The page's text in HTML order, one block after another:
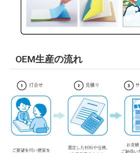
OEM生産の流れ